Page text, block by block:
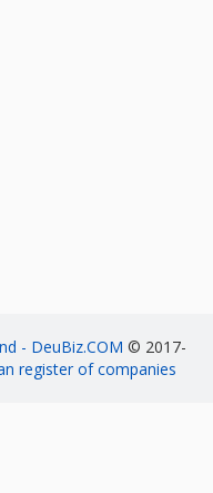
- DeuBiz.COM © 2017-
register of companies